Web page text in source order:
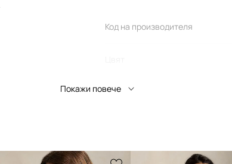
Код на производителя
Марка
Код на продукта
Покажи повече